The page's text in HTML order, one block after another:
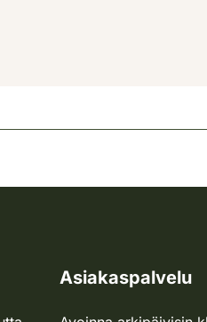
Asiakaspalvelu